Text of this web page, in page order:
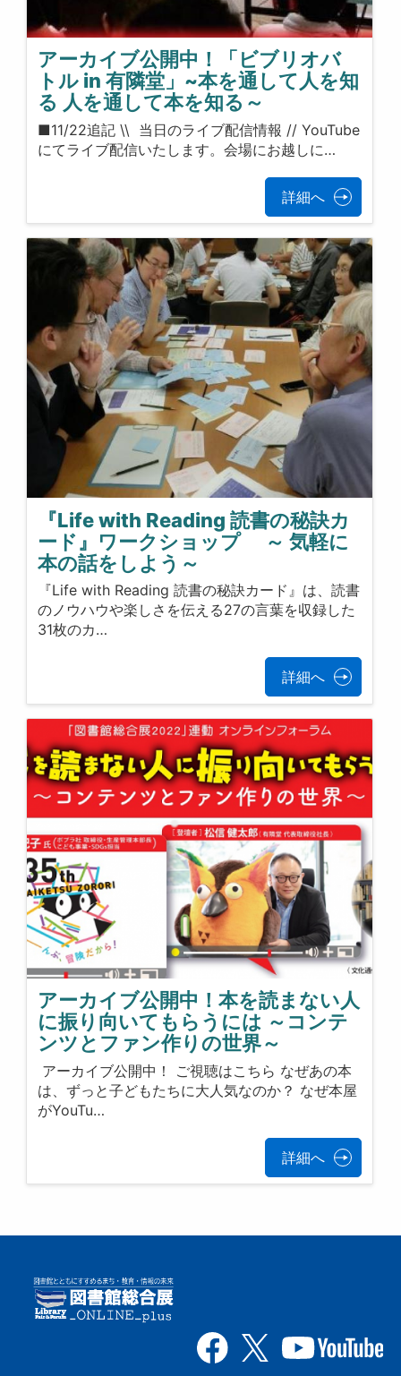
アーカイブ公開中！「ビブリオバ
トル in 有隣堂」~本を通して人を知
る 人を通して本を知る～
■11/22追記 \\ 当日のライブ配信情報 // YouTube
にてライブ配信いたします。会場にお越しに…
詳細へ
『Life with Reading 読書の秘訣カ
ード』ワークショップ ～ 気軽に
本の話をしよう～
『Life with Reading 読書の秘訣カード』は、読書
のノウハウや楽しさを伝える27の言葉を収録した
31枚のカ…
詳細へ
アーカイブ公開中！本を読まない人
に振り向いてもらうには ～コンテ
ンツとファン作りの世界～
アーカイブ公開中！ ご視聴はこちら なぜあの本
は、ずっと子どもたちに大人気なのか？ なぜ本屋
がYouTu…
詳細へ